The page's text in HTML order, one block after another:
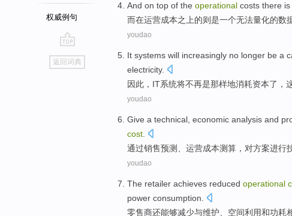
权威例句
go
top
返回词典
And on top of the operational costs there is
而在运营成本之上的则是一个无法量化的数
youdao
It systems will increasingly no longer be a
electricity.
因此， IT系统将不再是那样地消耗资本了，
youdao
Give a technical economic analysis and
cost
通过销售预测 运营成本测算，对方案进行
youdao
The retailer achieves reduced operational
power consumption
零售商还能够减少与维护 空间利用和功耗